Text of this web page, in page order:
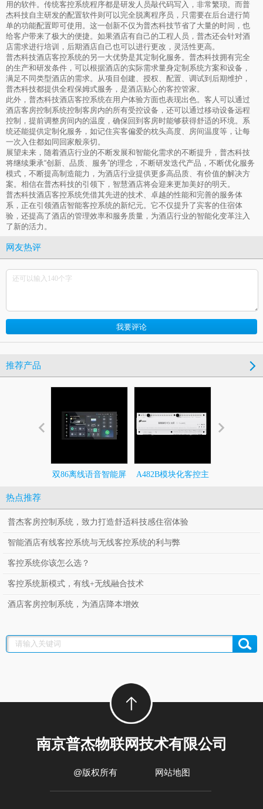
用的软件。传统客控系统程序都是研发人员敲代码写入，非常繁琐。而普
杰科技自主研发的配置软件则可以完全脱离程序员，只需要在后台进行简
单的功能配置即可使用。这一创新不仅为普杰科技节省了大量的时间，也
给客户带来了极大的便捷。如果酒店有自己的工程人员，普杰还会针对酒
店需求进行培训，后期酒店自己也可以进行更改，灵活性更高。
普杰科技酒店客控系统的另一大优势是其定制化服务。普杰科技拥有完全
的生产和研发条件，可以根据酒店的实际需求量身定制系统方案和设备，
满足不同类型酒店的需求。从项目创建、授权、配置、调试到后期维护，
普杰科技都提供全程保姆式服务，是酒店贴心的客控管家。
此外，普杰科技酒店客控系统在用户体验方面也表现出色。客人可以通过
酒店客房控制系统控制客房内的所有受控设备，还可以通过移动设备远程
控制，提前调整房间内的温度，确保回到客房时能够获得舒适的环境。系
统还能提供定制化服务，如记住宾客偏爱的枕头高度、房间温度等，让每
一次入住都如同回家般亲切。
展望未来，随着酒店行业的不断发展和智能化需求的不断提升，普杰科技
将继续秉承“创新、品质、服务”的理念，不断研发迭代产品，不断优化服务
模式，不断提高制造能力，为酒店行业提供更多高品质、有价值的解决方
案。相信在普杰科技的引领下，智慧酒店将会迎来更加美好的明天。
普杰科技酒店客控系统凭借其先进的技术、卓越的性能和完善的服务体
系，正在引领酒店智能客控系统的新纪元。它不仅提升了宾客的住宿体
验，还提高了酒店的管理效率和服务质量，为酒店行业的智能化变革注入
了新的活力。
网友热评
推荐产品
双86离线语音智能屏 A482B模块化客控主
热点推荐
普杰客房控制系统，致力打造舒适科技感住宿体验
智能酒店有线客控系统与无线客控系统的利与弊
客控系统你该怎么选？
客控系统新模式，有线+无线融合技术
酒店客房控制系统，为酒店降本增效
南京普杰物联网技术有限公司
@版权所有 网站地图